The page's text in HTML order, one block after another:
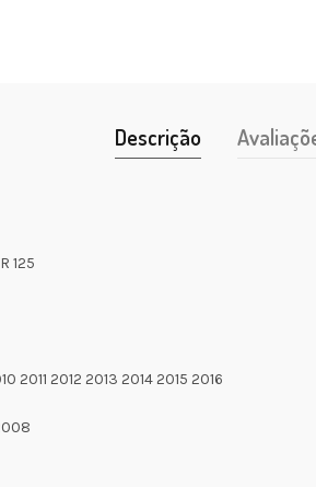
Descrição
125
2012 2013 2014 2015 2016